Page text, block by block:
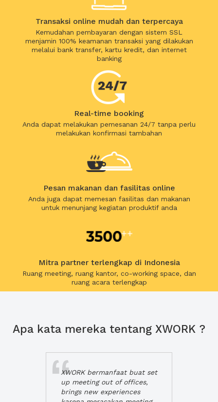
Transaksi online mudah dan terpercaya
Kemudahan pembayaran dengan sistem SSL
menjamin 100% keamanan transaksi yang dilakukan
melalui bank transfer, kartu kredit, dan internet
banking
Real-time booking
Anda dapat melakukan pemesanan 24/7 tanpa perlu
melakukan konfirmasi tambahan
Pesan makanan dan fasilitas online
Anda juga dapat memesan fasilitas dan makanan
untuk menunjang kegiatan produktif anda
Mitra partner terlengkap di Indonesia
Ruang meeting, ruang kantor, co-working space, dan
ruang acara terlengkap
Apa kata mereka tentang XWORK ?
XWORK bermanfaat buat set
up meeting out of offices,
brings new experiences